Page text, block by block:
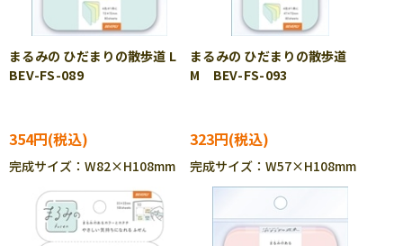
まるみの ひだまりの散歩道 L
BEV-FS-089
354円
完成サイズ：W82×H108mm
まるみの ひだまりの散歩道
M BEV-FS-093
323円
完成サイズ：W57×H108mm